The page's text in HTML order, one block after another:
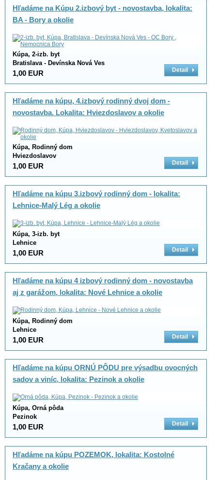
Hľadáme na Kúpu 2.izbový byt - novostavba, lokalita:
BA - Bory a okolie
Kúpa, 2-izb. byt
Bratislava - Devínska Nová Ves
1,00 EUR Detail
Hľadáme na kúpu, 4.izbový rodinný dvoj dom -
novostavba. Lokalita: Hviezdoslavov a okolie
Kúpa, Rodinný dom
Hviezdoslavov
1,00 EUR Detail
Hľadáme na kúpu 3.izbový rodinný dom - lokalita:
Lehnice-Malý Lég a okolie
Kúpa, 3-izb. byt
Lehnice
1,00 EUR Detail
Hľadáme na kúpu 4 izbový rodinný dom - novostavba
aj z garážom, lokalita: Nové Lehnice a okolie
Kúpa, Rodinný dom
Lehnice
1,00 EUR Detail
Hľadáme na kúpu ORNÚ PÔDU pre výsadbu ovocných
sadov a viníc, lokalita: Pezinok a okolie
Kúpa, Orná pôda
Pezinok
1,00 EUR Detail
Hľadáme na kúpu POZEMOK, lokalita: Kostolné
Kračany a okolie